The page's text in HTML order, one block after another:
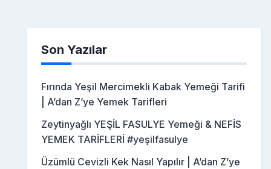
Son Yazılar
Fırında Yeşil Mercimekli Kabak Yemeği Tarifi
| A’dan Z’ye Yemek Tarifleri
Zeytinyağlı YEŞİL FASULYE Yemeği & NEFİS
YEMEK TARİFLERİ #yeşilfasulye
Üzümlü Cevizli Kek Nasıl Yapılır | A’dan Z’ye